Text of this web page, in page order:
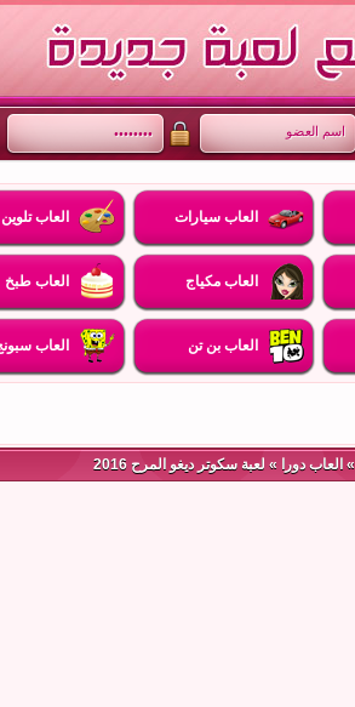
العاب سيارات العاب تلوين
العاب مكياج العاب طبخ
العاب بن تن العاب
» العاب دورا » لعبة سكوتر ديغو المرح 2016